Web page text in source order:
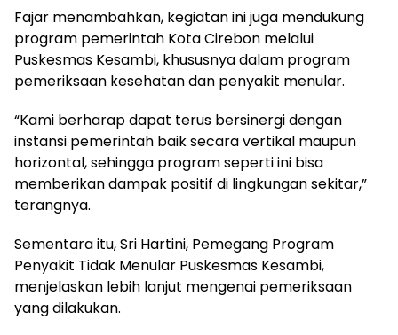
Fajar menambahkan, kegiatan ini juga mendukung
program pemerintah Kota Cirebon melalui
Puskesmas Kesambi, khususnya dalam program
pemeriksaan kesehatan dan penyakit menular.
“Kami berharap dapat terus bersinergi dengan
instansi pemerintah baik secara vertikal maupun
horizontal, sehingga program seperti ini bisa
memberikan dampak positif di lingkungan sekitar,”
terangnya.
Sementara itu, Sri Hartini, Pemegang Program
Penyakit Tidak Menular Puskesmas Kesambi,
menjelaskan lebih lanjut mengenai pemeriksaan
yang dilakukan.